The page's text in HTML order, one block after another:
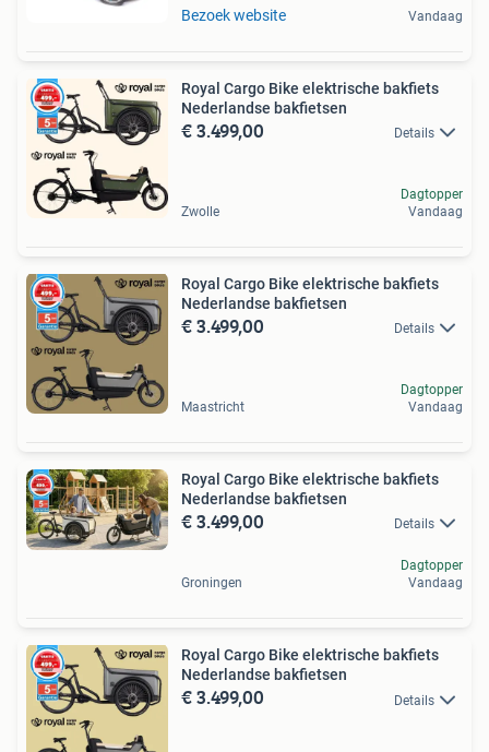
Bezoek website Vandaag
Royal Cargo Bike elektrische bakfiets
Nederlandse bakfietsen
€ 3.499,00 Details
Zwolle
Dagtopper
Vandaag
Royal Cargo Bike elektrische bakfiets
Nederlandse bakfietsen
€ 3.499,00 Details
Maastricht
Dagtopper
Vandaag
Royal Cargo Bike elektrische bakfiets
Nederlandse bakfietsen
€ 3.499,00 Details
Groningen
Dagtopper
Vandaag
Royal Cargo Bike elektrische bakfiets
Nederlandse bakfietsen
€ 3.499,00 Details